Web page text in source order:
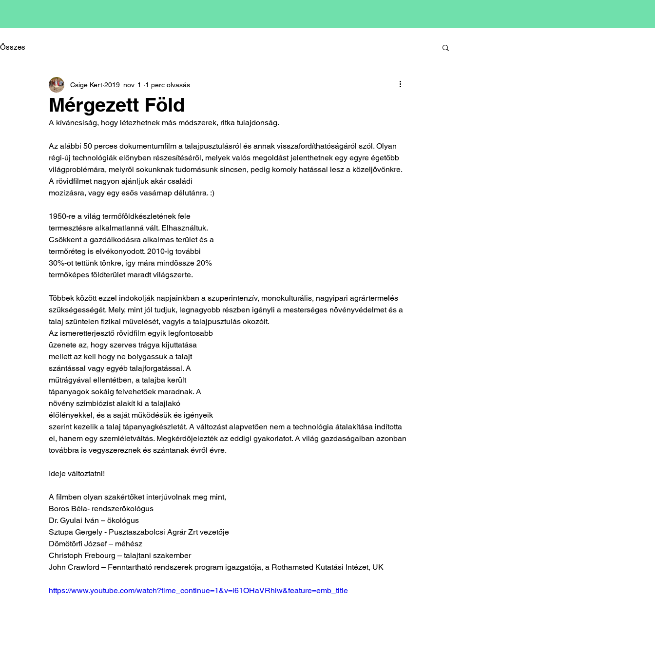
Összes
Mérgezett Föld
Csige Kert 2019. nov. 1. 1 perc olvasás
A kíváncsiság, hogy létezhetnek más módszerek, ritka tulajdonság.
Az alábbi 50 perces dokumentumfilm a talajpusztulásról és annak visszafordíthatóságáról szól. Olyan
régi-új technológiák előnyben részesítéséről, melyek valós megoldást jelenthetnek egy egyre égetőbb
világproblémára, melyről sokunknak tudomásunk sincsen, pedig komoly hatással lesz a közeljövőnkre.
A rövidfilmet nagyon ajánljuk akár családi
mozizásra, vagy egy esős vasárnap délutánra. :)
1950-re a világ termőföldkészletének fele
termesztésre alkalmatlanná vált. Elhasználtuk.
Csökkent a gazdálkodásra alkalmas terület és a
termőréteg is elvékonyodott. 2010-ig további
30%-ot tettünk tönkre, így mára mindössze 20%
termőképes földterület maradt világszerte.
Többek között ezzel indokolják napjainkban a szuperintenzív, monokulturális, nagyipari agrártermelés
szükségességét. Mely, mint jól tudjuk, legnagyobb részben igényli a mesterséges növényvédelmet és a
talaj szűntelen fizikai művelését, vagyis a talajpusztulás okozóit.
Az ismeretterjesztő rövidfilm egyik legfontosabb
üzenete az, hogy szerves trágya kijuttatása
mellett az kell hogy ne bolygassuk a talajt
szántással vagy egyéb talajforgatással. A
műtrágyával ellentétben, a talajba került
tápanyagok sokáig felvehetőek maradnak. A
növény szimbiózist alakít ki a talajlakó
élőlényekkel, és a saját működésük és igényeik
szerint kezelik a talaj tápanyagkészletét. A változást alapvetően nem a technológia átalakítása indította
el, hanem egy szemléletváltás. Megkérdőjelezték az eddigi gyakorlatot. A világ gazdaságaiban azonban
továbbra is vegyszereznek és szántanak évről évre.
Ideje változtatni!
A filmben olyan szakértőket interjúvolnak meg mint,
Boros Béla- rendszerökológus
Dr. Gyulai Iván – ökológus
Sztupa Gergely - Pusztaszabolcsi Agrár Zrt vezetője
Dömötörfi József – méhész
Christoph Frebourg – talajtani szakember
John Crawford – Fenntartható rendszerek program igazgatója, a Rothamsted Kutatási Intézet, UK
https://www.youtube.com/watch?time_continue=1&v=i61OHaVRhiw&feature=emb_title